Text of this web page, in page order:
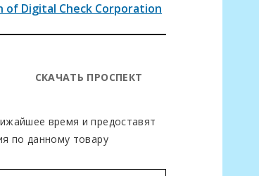
of Digital Check Corporation
СКАЧАТЬ ПРОСПЕКТ
время и предоставят
по данному товару